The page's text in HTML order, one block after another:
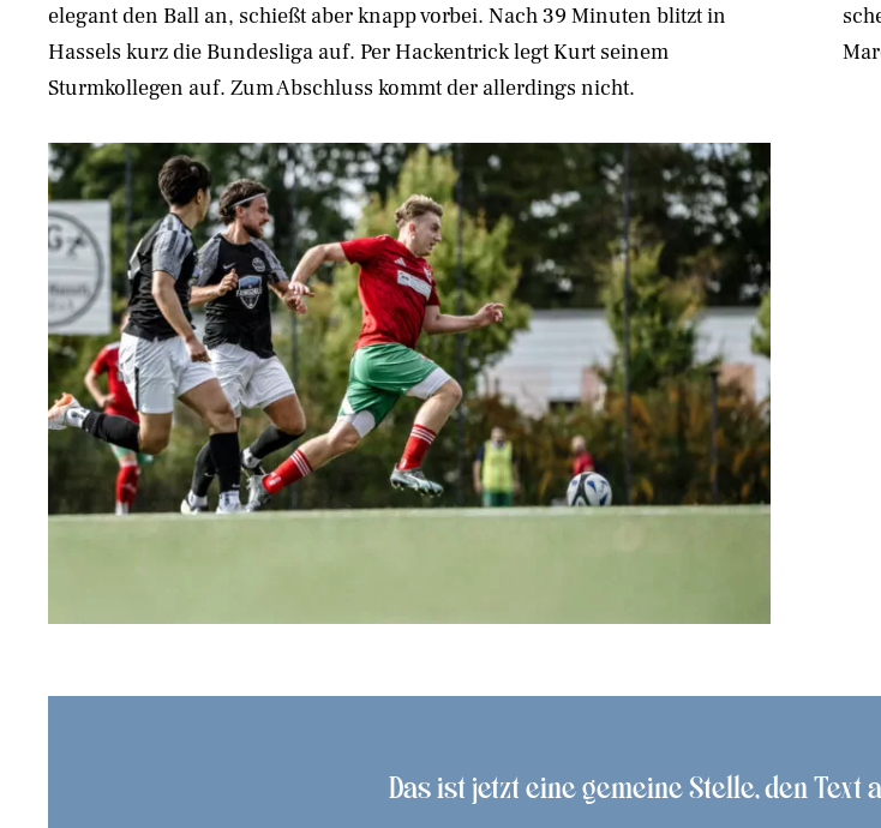
elegant den Ball an, schießt aber knapp vorbei. Nach 39 Minuten blitzt in
Hassels kurz die Bundesliga auf. Per Hackentrick legt Kurt seinem
Sturmkollegen auf. Zum Abschluss kommt der allerdings nicht.
Das ist jetzt eine gemeine Stelle, den